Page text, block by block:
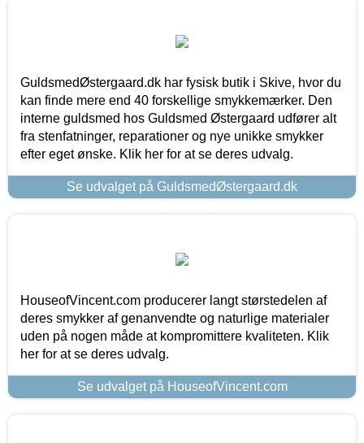
GuldsmedØstergaard.dk har fysisk butik i Skive, hvor du
kan finde mere end 40 forskellige smykkemærker. Den
interne guldsmed hos Guldsmed Østergaard udfører alt
fra stenfatninger, reparationer og nye unikke smykker
efter eget ønske. Klik her for at se deres udvalg.
Se udvalget på GuldsmedØstergaard.dk
HouseofVincent.com producerer langt størstedelen af
deres smykker af genanvendte og naturlige materialer
uden på nogen måde at kompromittere kvaliteten. Klik
her for at se deres udvalg.
Se udvalget på HouseofVincent.com